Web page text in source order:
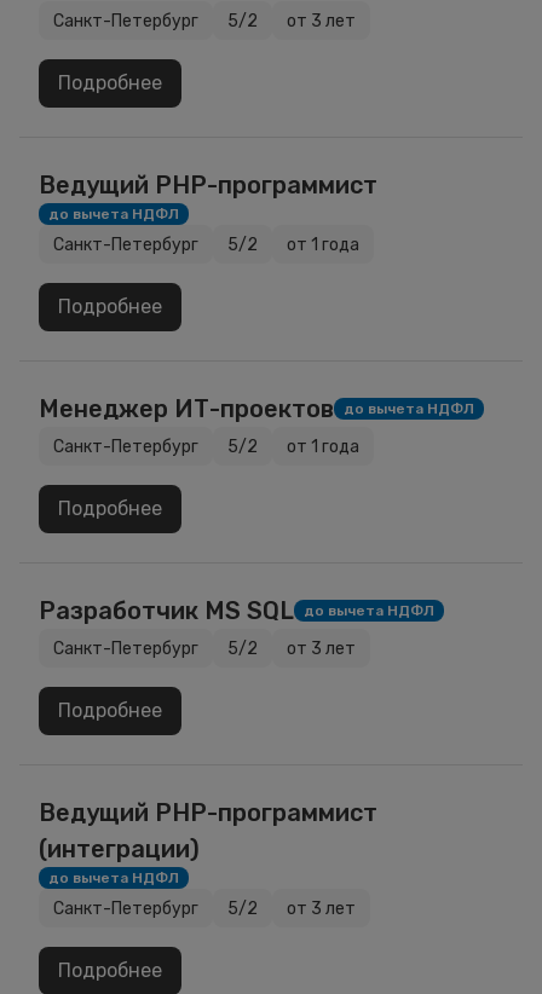
Санкт-Петербург 5/2 от 3 лет
Подробнее
Ведущий PHP-программист
до вычета НДФЛ
Санкт-Петербург 5/2 от 1 года
Подробнее
Менеджер ИТ-проектов до вычета НДФЛ
Санкт-Петербург 5/2 от 1 года
Подробнее
Разработчик MS SQL до вычета НДФЛ
Санкт-Петербург 5/2 от 3 лет
Подробнее
Ведущий PHP-программист
(интеграции)
до вычета НДФЛ
Санкт-Петербург 5/2 от 3 лет
Подробнее